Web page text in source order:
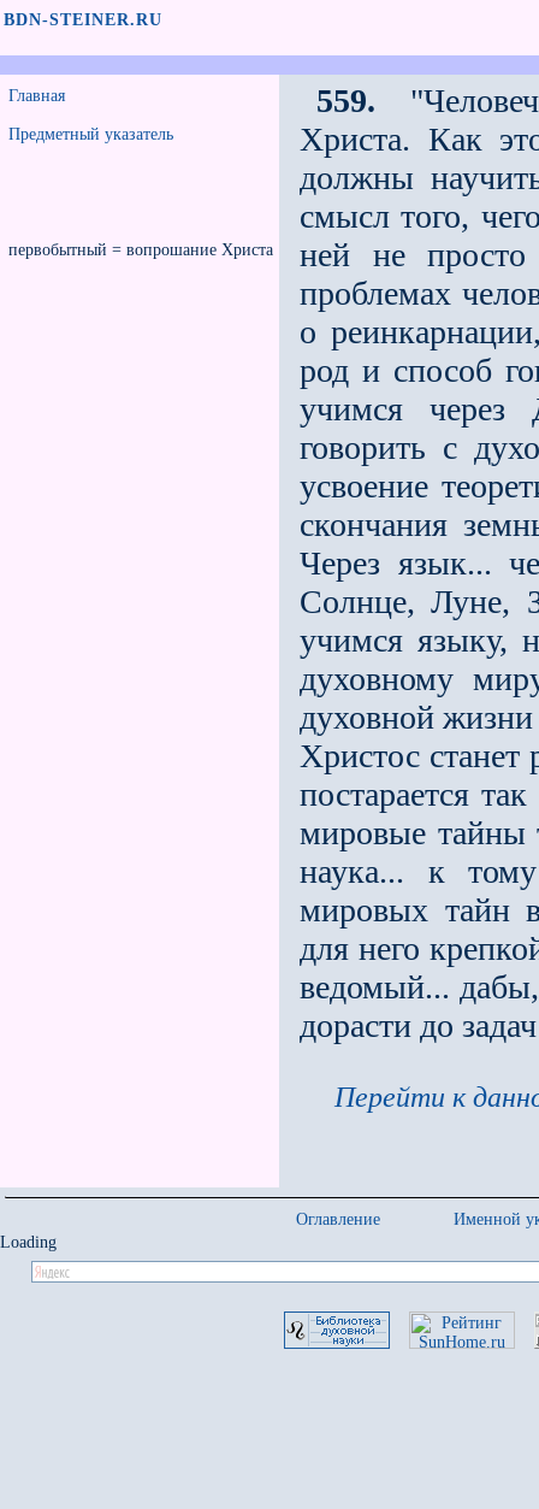
BDN-STEINER.RU
Главная
Предметный указатель
первобытный = вопрошание Христа
559.
Христа. Как
должны
смысл того,
ней не просто
проблемах
о
род и способ
учимся через
говорить с
усвоение
скончания
Через язык...
Солнце, Луне,
учимся языку,
духовному
духовной жизни
Христос станет
постарается
мировые тайны
наука... к
мировых тайн
для него
ведомый... дабы,
дорасти до
Перейти к
Оглавление
Именной
Loading